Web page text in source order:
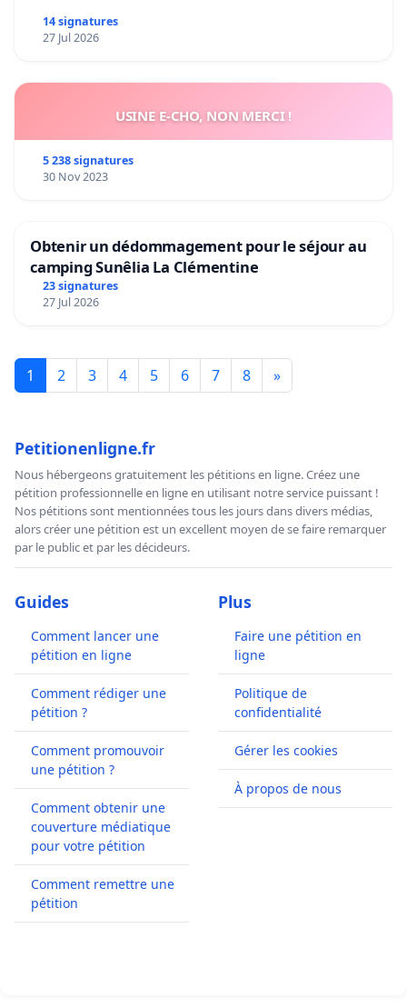
14 signatures
27 Jul 2026
USINE E-CHO, NON MERCI !
5 238 signatures
30 Nov 2023
Obtenir un dédommagement pour le séjour au
camping Sunêlia La Clémentine
23 signatures
27 Jul 2026
1 2 3 4 5 6 7 8 »
Petitionenligne.fr
Nous hébergeons gratuitement les pétitions en ligne. Créez une
pétition professionnelle en ligne en utilisant notre service puissant !
Nos pétitions sont mentionnées tous les jours dans divers médias,
alors créer une pétition est un excellent moyen de se faire remarquer
par le public et par les décideurs.
Guides
Comment lancer une
pétition en ligne
Comment rédiger une
pétition ?
Comment promouvoir
une pétition ?
Comment obtenir une
couverture médiatique
pour votre pétition
Comment remettre une
pétition
Plus
Faire une pétition en
ligne
Politique de
confidentialité
Gérer les cookies
À propos de nous